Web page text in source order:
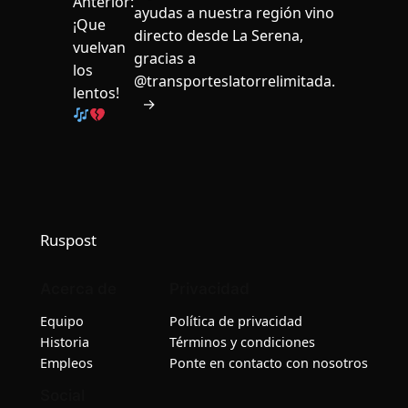
¡Que
vuelvan
los
lentos!
ayudas a nuestra región vino
directo desde La Serena,
gracias a
@transporteslatorrelimitada.
→
Ruspost
Equipo
Historia
Empleos
Política de privacidad
Términos y condiciones
Ponte en contacto con nosotros